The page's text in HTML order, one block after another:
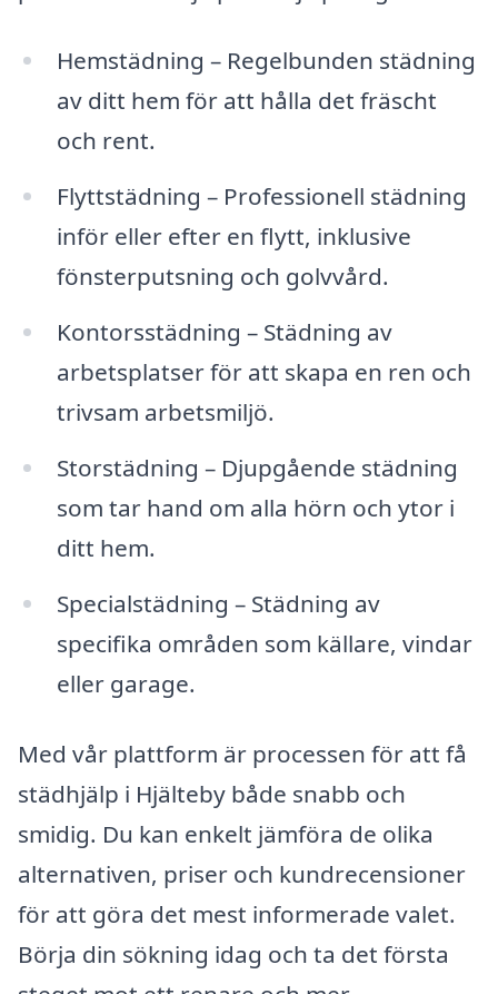
Hemstädning – Regelbunden städning
av ditt hem för att hålla det fräscht
och rent.
Flyttstädning – Professionell städning
inför eller efter en flytt, inklusive
fönsterputsning och golvvård.
Kontorsstädning – Städning av
arbetsplatser för att skapa en ren och
trivsam arbetsmiljö.
Storstädning – Djupgående städning
som tar hand om alla hörn och ytor i
ditt hem.
Specialstädning – Städning av
specifika områden som källare, vindar
eller garage.
Med vår plattform är processen för att få
städhjälp i Hjälteby både snabb och
smidig. Du kan enkelt jämföra de olika
alternativen, priser och kundrecensioner
för att göra det mest informerade valet.
Börja din sökning idag och ta det första